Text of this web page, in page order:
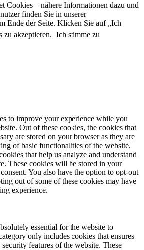
Cookies – nähere Informationen dazu und
finden Sie in unserer
Ende der Seite. Klicken Sie auf „Ich
zu akzeptieren. Ich stimme zu
to improve your experience while you
Out of these cookies, the cookies that
are stored on your browser as they are
of basic functionalities of the website.
that help us analyze and understand
These cookies will be stored in your
You also have the option to opt-out
out of some of these cookies may have
experience.
essential for the website to
only includes cookies that ensures
features of the website. These